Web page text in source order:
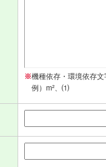
※機種依存・環境依存
例）m²、⑴